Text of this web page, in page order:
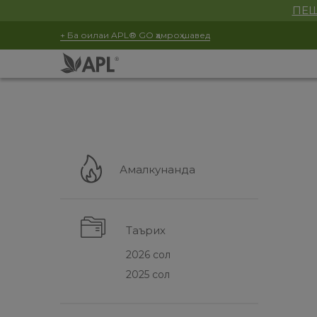
+ Ба оилаи APL® GO ҳамроҳ шавед
Амалкунанда
Таърих
2026 сол
2025 сол